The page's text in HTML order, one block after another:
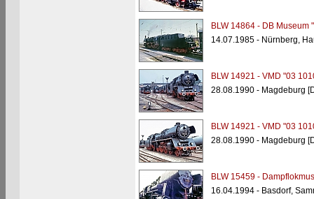
BLW 14864 - DB Museum
14.07.1985 - Nürnberg,
BLW 14921 - VMD "03
28.08.1990 - Magdeburg
BLW 14921 - VMD "03
28.08.1990 - Magdeburg
BLW 15459 -
16.04.1994 - Basdorf,